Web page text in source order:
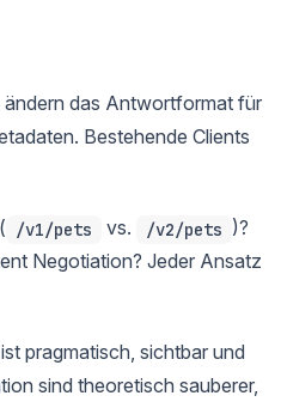
ändern das Antwortformat für
Bestehende Clients
/v1/pets vs. /v2/pets )?
Negotiation? Jeder Ansatz
pragmatisch, sichtbar und
sind theoretisch sauberer,